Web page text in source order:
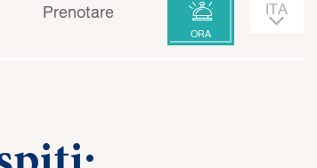
Prenotare
ORA